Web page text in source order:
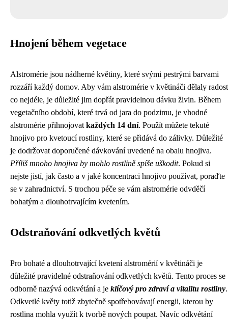
Hnojení během vegetace
Alstromérie jsou nádherné květiny, které svými pestrými barvami
rozzáří každý domov. Aby vám alstromérie v květináči dělaly radost
co nejdéle, je důležité jim dopřát pravidelnou dávku živin. Během
vegetačního období, které trvá od jara do podzimu, je vhodné
alstromérie přihnojovat každých 14 dní. Použít můžete tekuté
hnojivo pro kvetoucí rostliny, které se přidává do zálivky. Důležité
je dodržovat doporučené dávkování uvedené na obalu hnojiva.
Příliš mnoho hnojiva by mohlo rostlině spíše uškodit. Pokud si
nejste jistí, jak často a v jaké koncentraci hnojivo používat, poraďte
se v zahradnictví. S trochou péče se vám alstromérie odvděčí
bohatým a dlouhotrvajícím kvetením.
Odstraňování odkvetlých květů
Pro bohaté a dlouhotrvající kvetení alstromérií v květináči je
důležité pravidelné odstraňování odkvetlých květů. Tento proces se
odborně nazývá odkvétání a je klíčový pro zdraví a vitalitu rostliny.
Odkvetlé květy totiž zbytečně spotřebovávají energii, kterou by
rostlina mohla využít k tvorbě nových poupat. Navíc odkvétání